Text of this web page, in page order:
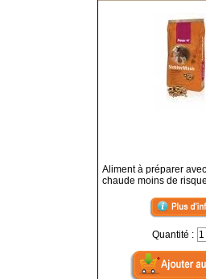
Aliment à préparer
chaude moins de
Quantité :